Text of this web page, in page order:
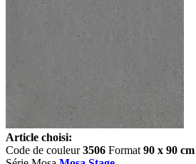
Article choisi:
Code de couleur3506 Format 90 x 90 cm